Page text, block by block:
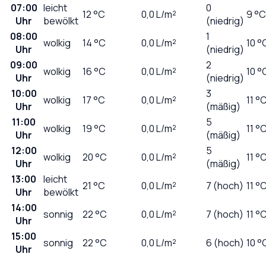
07:00
Uhr
leicht
bewölkt 12°C 0,0L/m²
0
(niedrig) 9 °C
08:00
Uhr
wolkig 14°C 0,0L/m²
1
(niedrig) 10
09:00
Uhr
wolkig 16°C 0,0L/m²
2
(niedrig) 10
10:00
Uhr
wolkig 17°C 0,0L/m²
3
(mäßig) 11
11:00
Uhr
wolkig 19°C 0,0L/m²
5
(mäßig) 11
12:00
Uhr
wolkig 20°C 0,0L/m²
5
(mäßig) 11
13:00
Uhr
leicht
bewölkt 21 °C 0,0L/m² 7 (hoch) 11
14:00
Uhr
sonnig 22°C 0,0L/m² 7 (hoch) 11
15:00
Uhr
sonnig 22°C 0,0L/m² 6 (hoch) 10